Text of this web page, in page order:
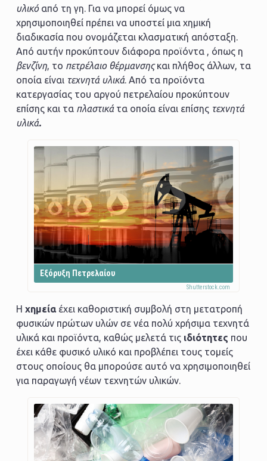
υλικόαπό τη γη. Για να μπορεί όμως να
χρησιμοποιηθεί πρέπει να υποστεί μια χημική
διαδικασία που ονομάζεται κλασματική απόσταξη.
Από αυτήν προκύπτουν διάφορα προϊόντα , όπως η
βενζίνη, το πετρέλαιο θέρμανσηςκαι πλήθος άλλων, τα
οποία είναιτεχνητά υλικά. Από τα προϊόντα
κατεργασίας του αργού πετρελαίου προκύπτουν
επίσης και τα πλαστικά τα οποία είναι επίσης τεχνητά
υλικά.
Εξόρυξη Πετρελαίου
Η χημείαέχει καθοριστική συμβολή στη μετατροπή
φυσικών πρώτων υλών σε νέα πολύ χρήσιμα τεχνητά
υλικά και προϊόντα, καθώς μελετά τις ιδιότητες που
έχει κάθε φυσικό υλικό και προβλέπει τους τομείς
στους οποίους θα μπορούσε αυτό να χρησιμοποιηθεί
για παραγωγή νέων τεχνητών υλικών.